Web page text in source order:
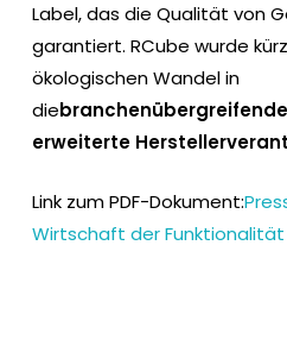
Label, das die Qualität von
garantiert. RCube wurde
ökologischen Wandel in
die
erweiterte
Link zum PDF-Dokument:
Wirtschaft der